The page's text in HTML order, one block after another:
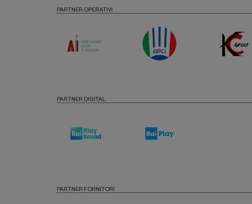
PARTNER OPERATIVI
PARTNER DIGITAL
PARTNER FORNITORI